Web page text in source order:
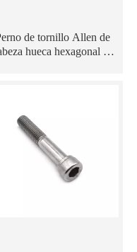
de tornillo Allen de
hueca hexagonal de